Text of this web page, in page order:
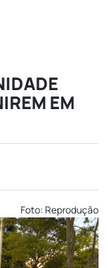
EM
Foto: Reprodução